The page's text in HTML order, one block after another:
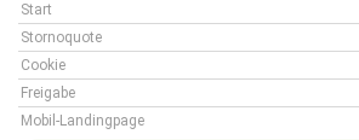
Start
Stornoquote
Cookie
Freigabe
Mobil-Landingpage